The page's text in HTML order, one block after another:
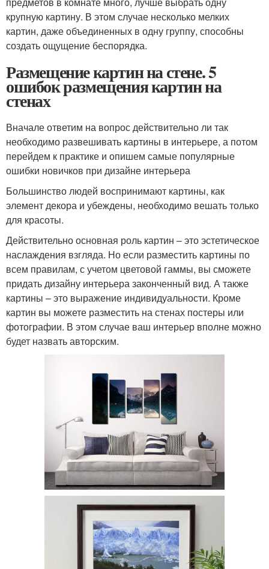
крупную картину. В этом случае несколько мелких
картин, даже объединенных в одну группу, способны
создать ощущение беспорядка.
Размещение картин на стене. 5
ошибок размещения картин на
стенах
Вначале ответим на вопрос действительно ли так
необходимо развешивать картины в интерьере, а потом
перейдем к практике и опишем самые популярные
ошибки новичков при дизайне интерьера
Большинство людей воспринимают картины, как
элемент декора и убеждены, необходимо вешать только
для красоты.
Действительно основная роль картин – это эстетическое
наслаждения взгляда. Но если разместить картины по
всем правилам, с учетом цветовой гаммы, вы сможете
придать дизайну интерьера законченный вид. А также
картины – это выражение индивидуальности. Кроме
картин вы можете разместить на стенах постеры или
фотографии. В этом случае ваш интерьер вполне можно
будет назвать авторским.